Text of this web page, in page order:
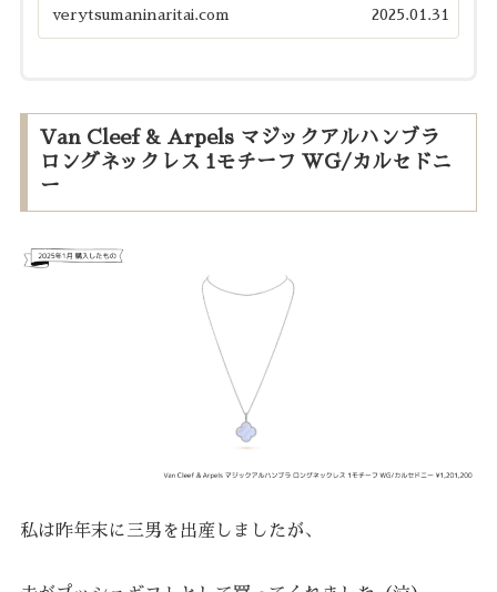
沢になり始め、「近々値上げ...
verytsumaninaritai.com 2025.01.31
Van Cleef & Arpels マジックアルハンブラ
ロングネックレス 1モチーフ WG/カルセドニ
ー
私は昨年末に三男を出産しましたが、